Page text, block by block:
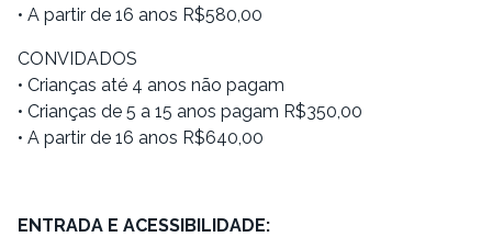
• A partir de 16 anos R$580,00
CONVIDADOS
• Crianças até 4 anos não pagam
• Crianças de 5 a 15 anos pagam R$350,00
• A partir de 16 anos R$640,00
ENTRADA E ACESSIBILIDADE: